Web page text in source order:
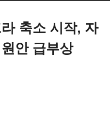
축소 시작, 자
안 급부상